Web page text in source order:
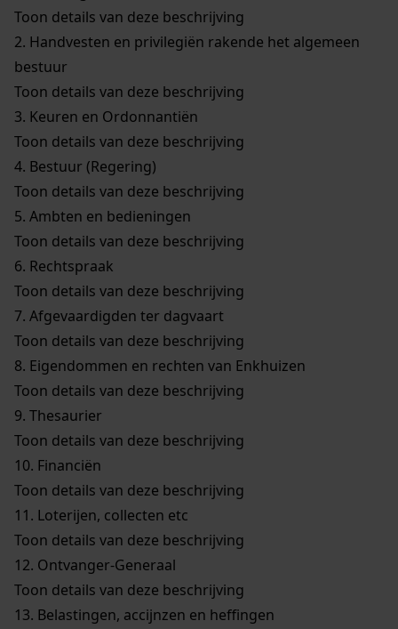
Toon details van deze beschrijving
2. Handvesten en privilegiën rakende het algemeen
bestuur
Toon details van deze beschrijving
3. Keuren en Ordonnantiën
Toon details van deze beschrijving
4. Bestuur (Regering)
Toon details van deze beschrijving
5. Ambten en bedieningen
Toon details van deze beschrijving
6. Rechtspraak
Toon details van deze beschrijving
7. Afgevaardigden ter dagvaart
Toon details van deze beschrijving
8. Eigendommen en rechten van Enkhuizen
Toon details van deze beschrijving
9. Thesaurier
Toon details van deze beschrijving
10. Financiën
Toon details van deze beschrijving
11. Loterijen, collecten etc
Toon details van deze beschrijving
12. Ontvanger-Generaal
Toon details van deze beschrijving
13. Belastingen, accijnzen en heffingen